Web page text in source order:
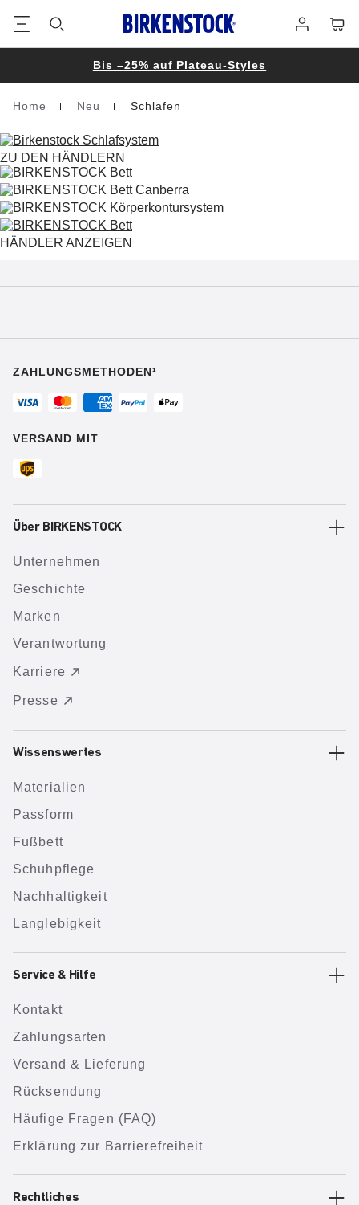
Bis –25% auf Plateau-Styles
Homepage
Home Neu Schlafen
ZU DEN HÄNDLERN
HÄNDLER ANZEIGEN
ZAHLUNGSMETHODEN¹
VERSAND MIT
Über BIRKENSTOCK
Unternehmen
Geschichte
Marken
Verantwortung
Karriere
Presse
Wissenswertes
Materialien
Passform
Fußbett
Schuhpflege
Nachhaltigkeit
Langlebigkeit
Service & Hilfe
Kontakt
Zahlungsarten
Versand & Lieferung
Rücksendung
Häufige Fragen (FAQ)
Erklärung zur Barrierefreiheit
Rechtliches